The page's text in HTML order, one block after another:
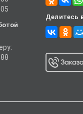
Делитесь